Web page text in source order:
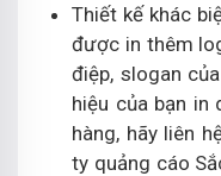
Thiết kế khác
được in thêm
điệp, slogan
hiệu của bạn in
hàng, hãy liên
ty quảng cáo